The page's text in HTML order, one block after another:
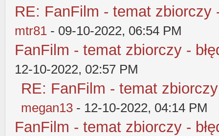
RE: FanFilm - temat zbiorczy
mtr81 - 09-10-2022, 06:54 PM
FanFilm - temat zbiorczy -
12-10-2022, 02:57 PM
RE: FanFilm - temat
megan13 - 12-10-2022, 04:14 PM
FanFilm - temat zbiorczy -